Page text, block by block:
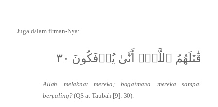
Juga dalam firman-Nya:
قَٰتَلَهُمُ ٱللَّهُۖ أَنَّىٰ يُؤۡفَكُونَ ٣٠
Allah melaknat mereka; bagaimana mereka sampai
berpaling?(QS at-Taubah [9]: 30).